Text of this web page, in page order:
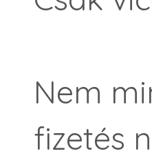
Nem
fizetés